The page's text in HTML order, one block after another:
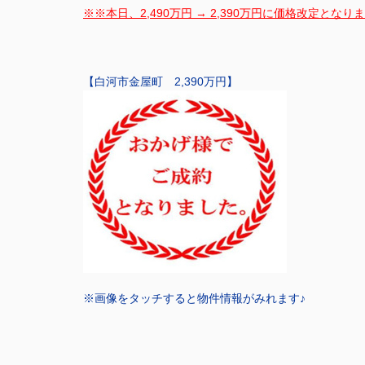
※※本日、2,490万円 → 2,390万円に価格改定となり
【白河市金屋町 2,390万円】
※画像をタッチすると物件情報がみれます♪